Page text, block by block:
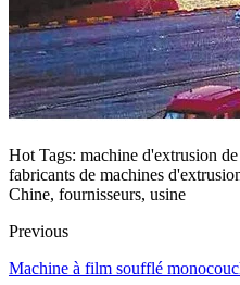
Hot Tags: machine d'extrusion
fabricants de machines
Chine, fournisseurs, usine
Previous
Machine à film soufflé